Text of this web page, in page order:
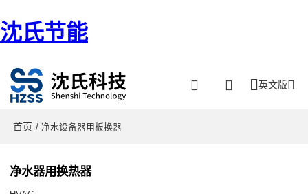
沈氏节能
英文版
首页 / 净水设备器用板换器
净水器用换热器